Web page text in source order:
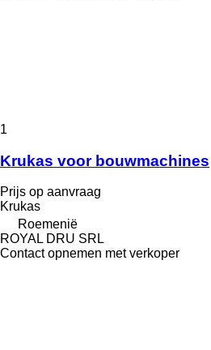
1
Krukas voor bouwmachines
Prijs op aanvraag
Krukas
Roemenië
ROYAL DRU SRL
Contact opnemen met verkoper